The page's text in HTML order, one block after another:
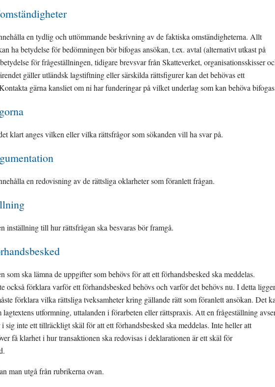
en tydlig och uttömmande beskrivning av de faktiska omständigheterna. Allt
ha betydelse för bedömningen bör bifogas ansökan, t.ex. avtal (alternativt utkast på
för frågeställningen, tidigare brevsvar från Skatteverket, organisationsskisser
gäller utländsk lagstiftning eller särskilda rättsfigurer kan det behövas ett
gärna kansliet om ni har funderingar på vilket underlag som kan behöva
klart anges vilken eller vilka rättsfrågor som sökanden vill ha svar på.
en redovisning av de rättsliga oklarheter som föranlett frågan.
inställning till hur rättsfrågan ska besvaras bör framgå.
som ska lämna de uppgifter som behövs för att ett förhandsbesked ska meddelas.
också förklara varför ett förhandsbesked behövs och varför det behövs nu. I detta ligger
förklara vilka rättsliga tveksamheter kring gällande rätt som föranlett ansökan. Det
lagtextens utformning, uttalanden i förarbeten eller rättspraxis. Att en frågeställning
sig inte ett tillräckligt skäl för att ett förhandsbesked ska meddelas. Inte heller att
få klarhet i hur transaktionen ska redovisas i deklarationen är ett skäl för
man utgå från rubrikerna ovan.